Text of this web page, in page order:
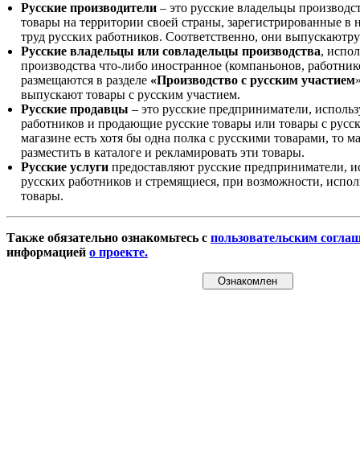
Русские производители – это русские владельцы
товары на территории своей страны, зарегистрированные
труд русских работников. Соответственно, они
Русские владельцы или совладельцы производства,
производства что-либо иностранное (компаньонов,
размещаются в разделе «Производство с русским участием
выпускают товары с русским участием.
Русские продавцы – это русские предприниматели,
работников и продающие русские товары или товары с
магазине есть хотя бы одна полка с русскими товарами, то
разместить в каталоге и рекламировать эти товары.
Русские услуги предоставляют русские предприниматели,
русских работников и стремящиеся, при возможности,
товары.
Также обязательно ознакомьтесь с пользовательским
информацией о проекте.
Ознакомлен